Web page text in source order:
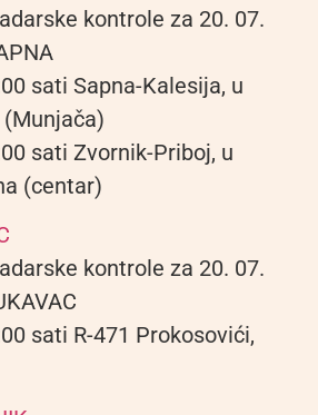
kontrole za 20. 07.
sati Sapna-Kalesija, u
sati Zvornik-Priboj, u
(centar)
kontrole za 20. 07.
sati R-471 Prokosovići,